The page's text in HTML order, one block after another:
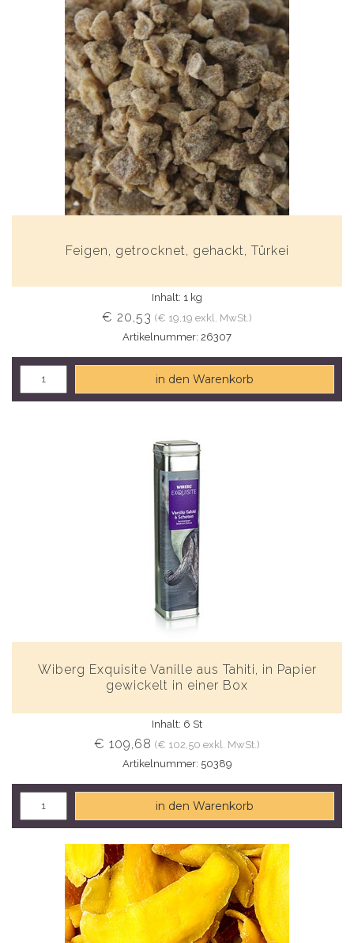
Feigen, getrocknet, gehackt, Türkei
Inhalt: 1 kg
€ 20,53 (€ 19,19 exkl. MwSt.)
Artikelnummer: 26307
in den Warenkorb
Wiberg Exquisite Vanille aus Tahiti, in Papier
gewickelt in einer Box
Inhalt: 6 St
€ 109,68 (€ 102,50 exkl. MwSt.)
Artikelnummer: 50389
in den Warenkorb